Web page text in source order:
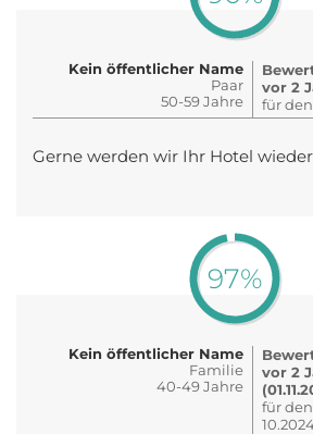
Kein öffentlicher Name
Paar
50-59 Jahre
vor 2
für den
Gerne werden wir Ihr Hotel
97%
Kein öffentlicher Name
Familie
40-49 Jahre
vor 2
für